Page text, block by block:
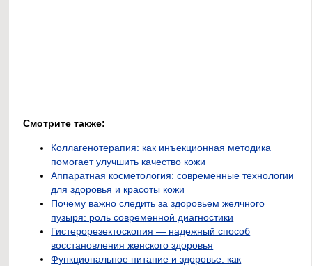
Смотрите также:
Коллагенотерапия: как инъекционная методика
помогает улучшить качество кожи
Аппаратная косметология: современные технологии
для здоровья и красоты кожи
Почему важно следить за здоровьем желчного
пузыря: роль современной диагностики
Гистерорезектоскопия — надежный способ
восстановления женского здоровья
Функциональное питание и здоровье: как